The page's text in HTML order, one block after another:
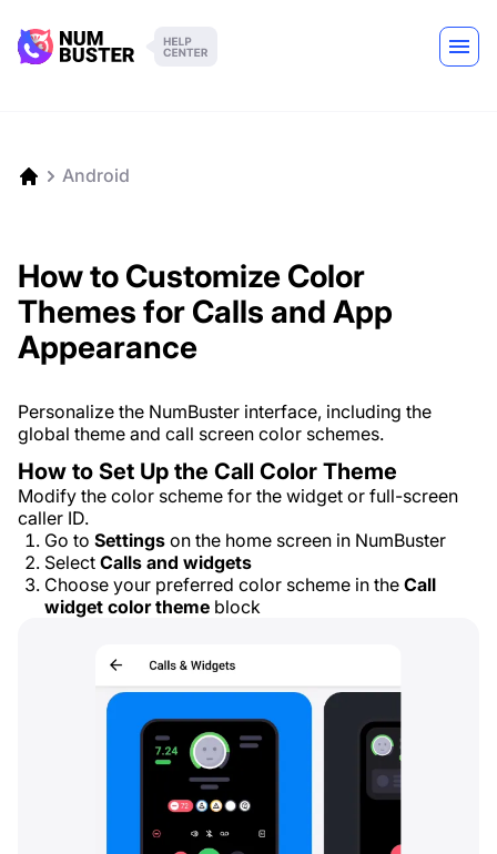
Android
How to Customize Color
Themes for Calls and App
Appearance
Personalize the NumBuster interface, including the
global theme and call screen color schemes.
How to Set Up the Call Color Theme
Modify the color scheme for the widget or full-screen
caller ID.
Go to Settings on the home screen in NumBuster
Select Calls and widgets
Choose your preferred color scheme in the Call
widget color theme block